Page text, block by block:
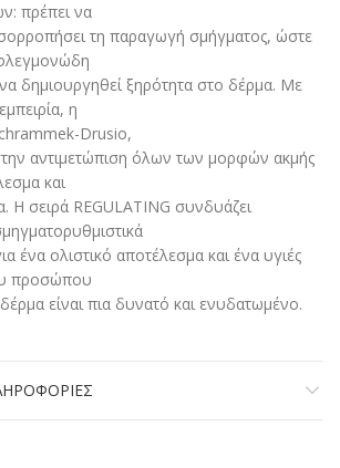
πρέπει να
τη παραγωγή σμήγματος, ώστε
δημιουργηθεί ξηρότητα στο δέρμα. Με
η
Drusio,
αντιμετώπιση όλων των μορφών ακμής
και
Η σειρά REGULATING συνδυάζει
ένα ολιστικό αποτέλεσμα και ένα υγιές
προσώπου
δέρμα είναι πια δυνατό και ενυδατωμένο.